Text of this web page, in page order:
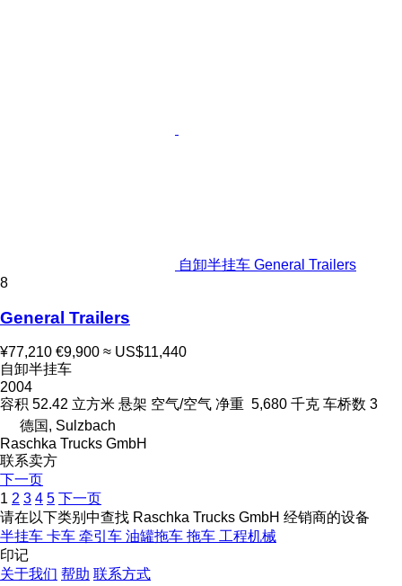
自卸半挂车 General Trailers
8
General Trailers
¥77,210 €9,900 ≈ US$11,440
自卸半挂车
2004
容积 52.42 立方米 悬架 空气/空气 净重 5,680 千克 车桥数 3
德国, Sulzbach
Raschka Trucks GmbH
联系卖方
下一页
1 2 3 4 5 下一页
请在以下类别中查找 Raschka Trucks GmbH 经销商的设备
半挂车 卡车 牵引车 油罐拖车 拖车 工程机械
印记
关于我们 帮助 联系方式